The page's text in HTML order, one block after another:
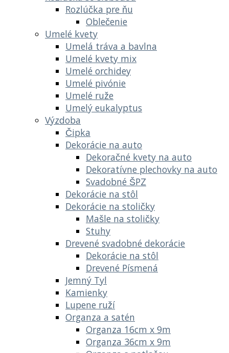
Rozlúčka pre ňu
Oblečenie
Umelé kvety
Umelá tráva a bavlna
Umelé kvety mix
Umelé orchidey
Umelé pivónie
Umelé ruže
Umelý eukalyptus
Výzdoba
Čipka
Dekorácie na auto
Dekoračné kvety na auto
Dekoratívne plechovky na auto
Svadobné ŠPZ
Dekorácie na stôl
Dekorácie na stoličky
Mašle na stoličky
Stuhy
Drevené svadobné dekorácie
Dekorácie na stôl
Drevené Písmená
Jemný Tyl
Kamienky
Lupene ruží
Organza a satén
Organza 16cm x 9m
Organza 36cm x 9m